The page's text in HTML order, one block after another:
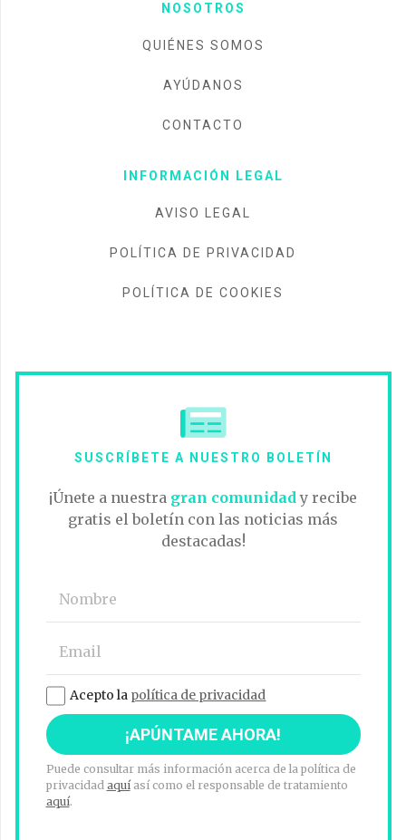
NOSOTROS
QUIÉNES SOMOS
AYÚDANOS
CONTACTO
INFORMACIÓN LEGAL
AVISO LEGAL
POLÍTICA DE PRIVACIDAD
POLÍTICA DE COOKIES
SUSCRÍBETE A NUESTRO BOLETÍN
¡Únete a nuestra gran comunidady recibe
gratis el boletín con las noticias más
destacadas!
Acepto la política de privacidad
Puede consultar más información acerca de la política de
privacidad aquíasí como el responsable de tratamiento
aquí.